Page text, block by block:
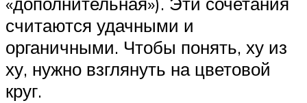
считаются удачными и
органичными. Чтобы понять, ху из
ху, нужно взглянуть на цветовой
круг.